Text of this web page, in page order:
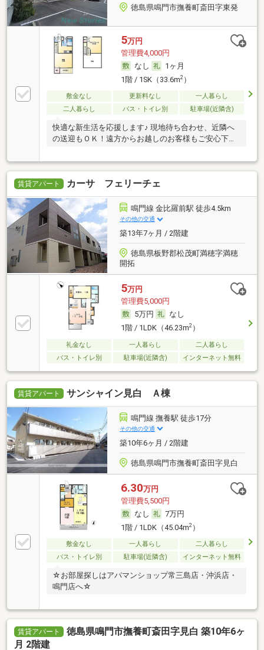
徳島県鳴門市撫養町斎田字東発
5万円
管理費4,000円
なし
1ヶ月
1階 / 1SK（33.6m2）
敷金なし 更新料なし
一人暮らし
二人暮らし
バス・トイレ別 駐車場(近隣含)
快適な新生活を応援します♪ 現地待ち合わせ、近隣へ
の送迎もＯＫ！遠方からお越しのお客様もご安心下さ
賃貸アパート カーサ フェリーチェ
鳴門線 金比羅前駅 徒歩4.5km
その他の交通
築13年7ヶ月 / 2階建
徳島県板野郡松茂町満穂字満穂
開拓
5万円
管理費5,000円
5万円
なし
1階 / 1LDK（46.23m2）
礼金なし 一人暮らし
二人暮らし
バス・トイレ別
駐車場(近隣含) インターネット無料
賃貸アパート サンシャイン見白 Ａ棟
鳴門線 撫養駅 徒歩17分
その他の交通
築10年6ヶ月 / 2階建
徳島県鳴門市撫養町斎田字見白
6.30万円
管理費5,500円
なし
7万円
1階 / 1LDK（45.04m2）
敷金なし 一人暮らし
二人暮らし
バス・トイレ別
駐車場(近隣含) インターネット無料
☆お部屋探しはアパマンショップ常三島店・沖浜店・
鳴門店へ☆
賃貸アパート
徳島県鳴門市撫養町斎田字見白 築10年6ヶ
月 2階建